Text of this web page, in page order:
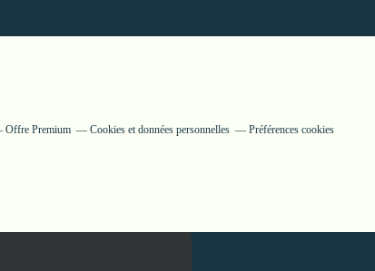
Offre Premium Cookies et données personnelles Préférences cookies